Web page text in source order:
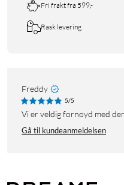
Fri frakt fra 599,-
Rask levering
Freddy
5/5
Vi er veldig fornøyd med
Gå til kundeanmeldelsen